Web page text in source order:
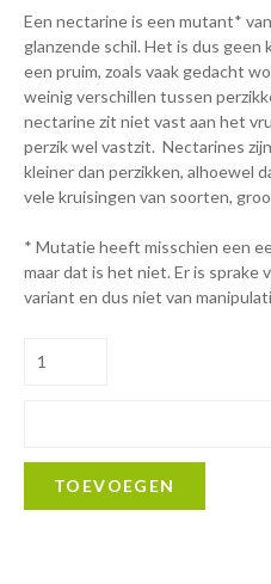
Een nectarine is een mutant*
glanzende schil. Het is dus
een pruim, zoals vaak gedacht
weinig verschillen tussen
nectarine zit niet vast aan het
perzik wel vastzit. Nectarines
kleiner dan perzikken, alhoewel
vele kruisingen van soorten,
* Mutatie heeft misschien een
maar dat is het niet. Er is sprake
variant en dus niet van
TOEVOEGEN